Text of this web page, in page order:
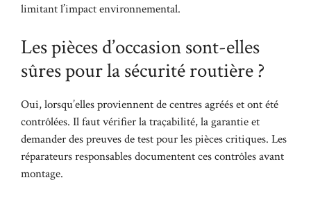
limitant l’impact environnemental.
Les pièces d’occasion sont-elles
sûres pour la sécurité routière ?
Oui, lorsqu’elles proviennent de centres agréés et ont été
contrôlées. Il faut vérifier la traçabilité, la garantie et
demander des preuves de test pour les pièces critiques. Les
réparateurs responsables documentent ces contrôles avant
montage.